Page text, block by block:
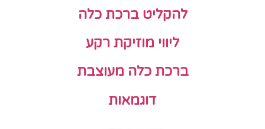
להקליט ברכת כלה
ליווי מוזיקת רקע
ברכת כלה מעוצבת
דוגמאות